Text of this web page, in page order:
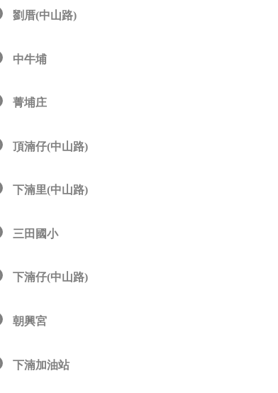
劉厝(中山路)
中牛埔
菁埔庄
頂湳仔(中山路)
下湳里(中山路)
三田國小
下湳仔(中山路)
朝興宮
下湳加油站